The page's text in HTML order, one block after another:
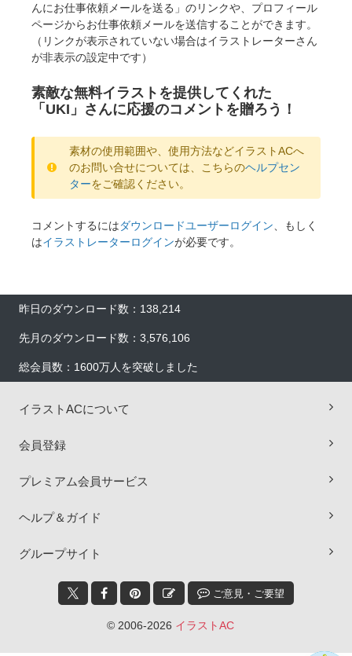
んにお仕事依頼メールを送る」のリンクや、プロフィール
ページからお仕事依頼メールを送信することができます。
（リンクが表示されていない場合はイラストレーターさん
が非表示の設定中です）
素敵な無料イラストを提供してくれた
「UKI」さんに応援のコメントを贈ろう！
素材の使用範囲や、使用方法などイラストACへ
のお問い合せについては、こちらのヘルプセン
ターをご確認ください。
コメントするにはダウンロードユーザーログイン 、もしく
はイラストレーターログインが必要です。
昨日のダウンロード数：138,214
先月のダウンロード数：3,576,106
総会員数：1600万人を突破しました
イラストACについて
会員登録
プレミアム会員サービス
ヘルプ＆ガイド
グループサイト
ご意見・ご要望
© 2006-2026 イラストAC